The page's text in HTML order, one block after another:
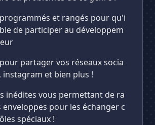
et rangés pour qu'i
de participer au développem
partager vos réseaux socia
instagram et bien plus !
inédites vous permettant de ra
enveloppes pour les échanger c
spéciaux !